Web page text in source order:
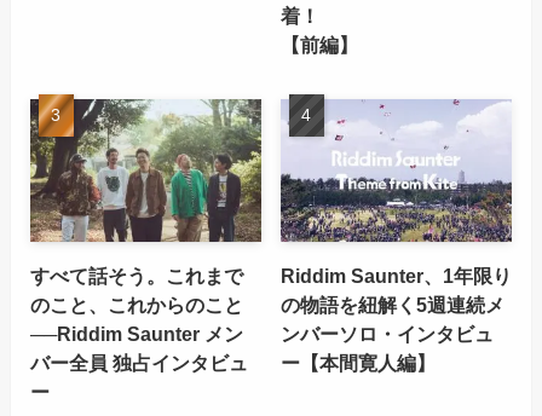
着！
【前編】
すべて話そう。これまで
のこと、これからのこと
──Riddim Saunter メン
バー全員 独占インタビュ
ー
Riddim Saunter、1年限り
の物語を紐解く5週連続メ
ンバーソロ・インタビュ
ー【本間寛人編】